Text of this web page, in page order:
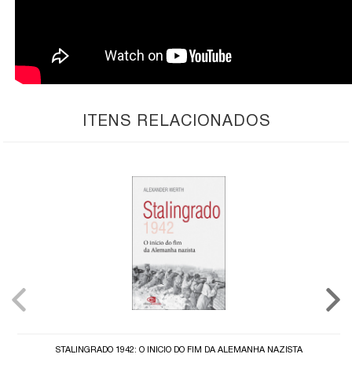
ITENS RELACIONADOS
STALINGRADO 1942: O INÍCIO DO FIM DA ALEMANHA NAZISTA